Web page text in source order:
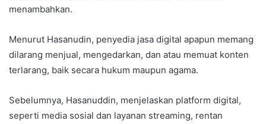
menambahkan.
Menurut Hasanudin, penyedia jasa digital apapun memang
dilarang menjual, mengedarkan, dan atau memuat konten
terlarang, baik secara hukum maupun agama.
Sebelumnya, Hasanuddin, menjelaskan platform digital,
seperti media sosial dan layanan streaming, rentan